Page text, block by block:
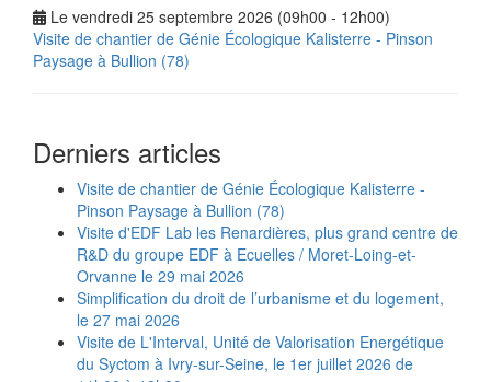
Le vendredi 25 septembre 2026 (09h00 - 12h00)
Visite de chantier de Génie Écologique Kalisterre - Pinson
Paysage à Bullion (78)
Derniers articles
Visite de chantier de Génie Écologique Kalisterre -
Pinson Paysage à Bullion (78)
Visite d'EDF Lab les Renardières, plus grand centre de
R&D du groupe EDF à Ecuelles / Moret-Loing-et-
Orvanne le 29 mai 2026
Simplification du droit de l’urbanisme et du logement,
le 27 mai 2026
Visite de L'Interval, Unité de Valorisation Energétique
du Syctom à Ivry-sur-Seine, le 1er juillet 2026 de